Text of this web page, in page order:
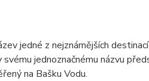
jedné z nejznámějších
jednoznačnému názvu
na Bašku Vodu.